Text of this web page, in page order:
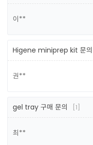
이**
Higene miniprep kit 문의
권**
gel tray 구매 문의 [1]
최**